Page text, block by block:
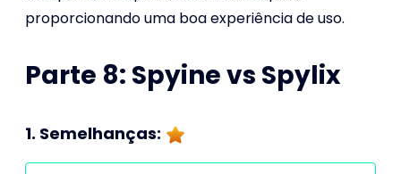
proporcionando uma boa experiência de uso.
Parte 8: Spyine vs Spylix
1. Semelhanças: